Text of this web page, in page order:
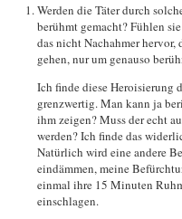
Werden die Täter durch
berühmt gemacht? Fühlen
das nicht Nachahmer
gehen, nur um genauso
Ich finde diese Heroisierung
grenzwertig. Man kann ja
ihm zeigen? Muss der echt
werden? Ich finde das
Natürlich wird eine andere
eindämmen, meine
einmal ihre 15 Minuten
einschlagen.